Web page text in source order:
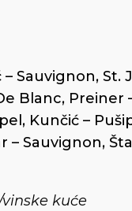
Sauvignon, St.
Blanc, Preiner
Kunčić –
Sauvignon,
kuće